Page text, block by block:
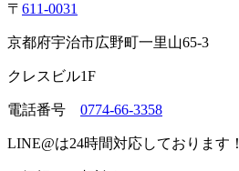
〒 611-0031
京都府宇治市広野町一里山65-3
クレスビル1F
電話番号 0774-66-3358
LINE@は24時間対応しております！